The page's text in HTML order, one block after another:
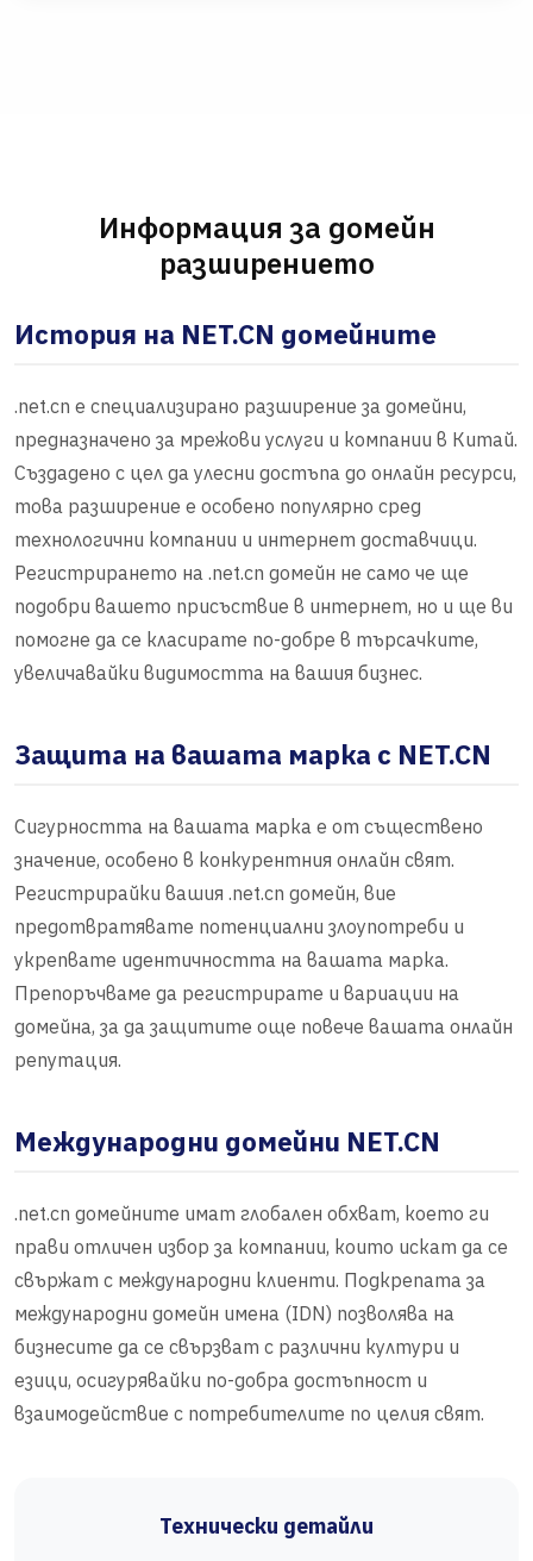
Информация за домейн
разширението
История на NET.CN домейните
.net.cn е специализирано разширение за домейни,
предназначено за мрежови услуги и компании в Китай.
Създадено с цел да улесни достъпа до онлайн ресурси,
това разширение е особено популярно сред
технологични компании и интернет доставчици.
Регистрирането на .net.cn домейн не само че ще
подобри вашето присъствие в интернет, но и ще ви
помогне да се класирате по-добре в търсачките,
увеличавайки видимостта на вашия бизнес.
Защита на вашата марка с NET.CN
Сигурността на вашата марка е от съществено
значение, особено в конкурентния онлайн свят.
Регистрирайки вашия .net.cn домейн, вие
предотвратявате потенциални злоупотреби и
укрепвате идентичността на вашата марка.
Препоръчваме да регистрирате и вариации на
домейна, за да защитите още повече вашата онлайн
репутация.
Международни домейни NET.CN
.net.cn домейните имат глобален обхват, което ги
прави отличен избор за компании, които искат да се
свържат с международни клиенти. Подкрепата за
международни домейн имена (IDN) позволява на
бизнесите да се свързват с различни култури и
езици, осигурявайки по-добра достъпност и
взаимодействие с потребителите по целия свят.
Технически детайли